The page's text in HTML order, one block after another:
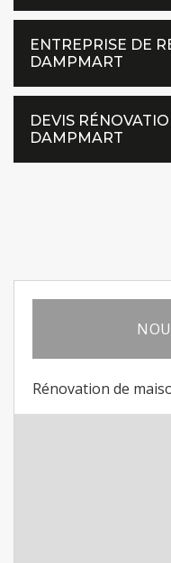
ENTREPRISE DE
DAMPMART
DEVIS
DAMPMART
Rénovation de